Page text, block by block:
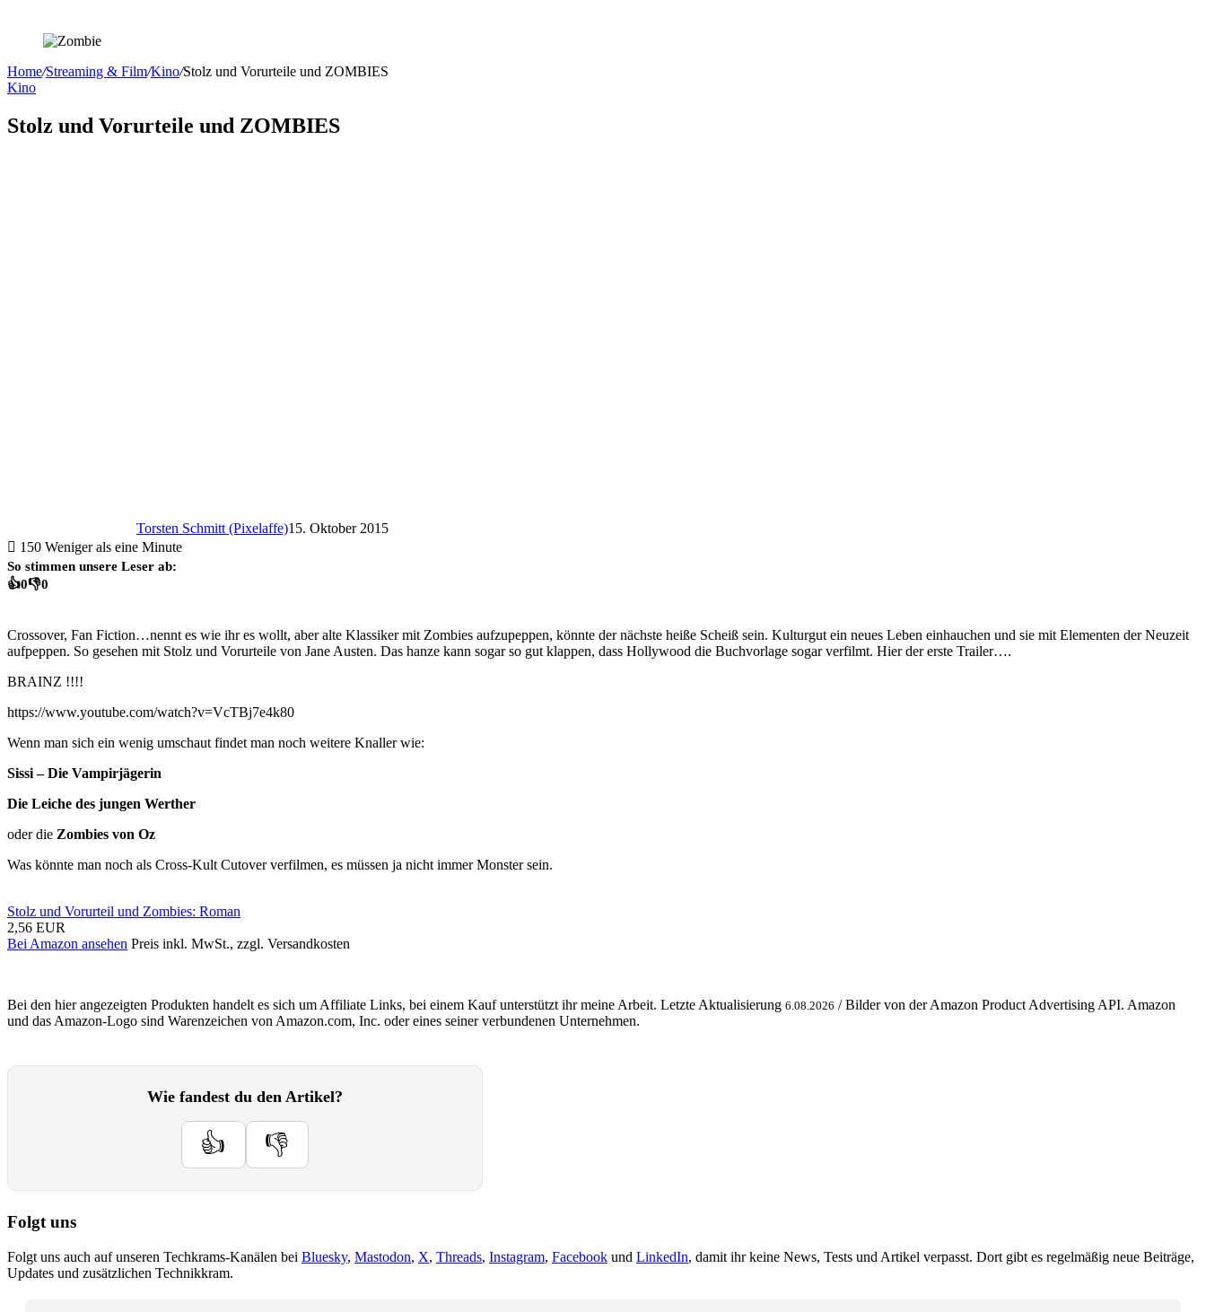
Home/Streaming & Film/Kino/Stolz und Vorurteile und ZOMBIES
Kino
Stolz und Vorurteile und ZOMBIES
Torsten Schmitt (Pixelaffe)15. Oktober 2015
150 Weniger als eine Minute
So stimmen unsere Leser ab:
👍0👎0
Crossover, Fan Fiction…nennt es wie ihr es wollt, aber alte Klassiker mit Zombies aufzupeppen, könnte der nächste heiße Scheiß sein. Kulturgut ein neues Leben einhauchen und sie mit Elementen der Neuzeit
aufpeppen. So gesehen mit Stolz und Vorurteile von Jane Austen. Das hanze kann sogar so gut klappen, dass Hollywood die Buchvorlage sogar verfilmt. Hier der erste Trailer….
BRAINZ !!!!
https://www.youtube.com/watch?v=VcTBj7e4k80
Wenn man sich ein wenig umschaut findet man noch weitere Knaller wie:
Sissi – Die Vampirjägerin
Die Leiche des jungen Werther
oder die Zombies von Oz
Was könnte man noch als Cross-Kult Cutover verfilmen, es müssen ja nicht immer Monster sein.
Stolz und Vorurteil und Zombies: Roman
2,56 EUR
Bei Amazon ansehen Preis inkl. MwSt., zzgl. Versandkosten
Bei den hier angezeigten Produkten handelt es sich um Affiliate Links, bei einem Kauf unterstützt ihr meine Arbeit. Letzte Aktualisierung 6.08.2026 / Bilder von der Amazon Product Advertising API. Amazon
und das Amazon-Logo sind Warenzeichen von Amazon.com, Inc. oder eines seiner verbundenen Unternehmen.
Wie fandest du den Artikel?
👍 👎
Folgt uns
Folgt uns auch auf unseren Techkrams-Kanälen bei Bluesky, Mastodon, X, Threads, Instagram, Facebook und LinkedIn, damit ihr keine News, Tests und Artikel verpasst. Dort gibt es regelmäßig neue Beiträge,
Updates und zusätzlichen Technikkram.